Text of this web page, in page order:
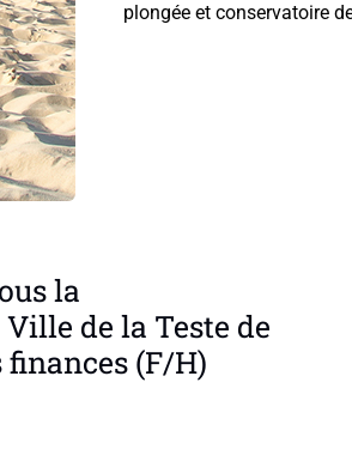
plongée et conservatoire
la
de la Teste de
finances (F/H)